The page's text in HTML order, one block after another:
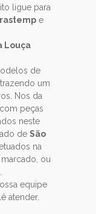
ligue para
e
Louça
de
um
Nos da
peças
neste
de São
na
ou
equipe
atender.